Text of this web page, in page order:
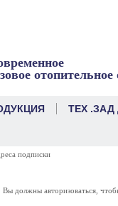
ТЕХ
подписки
Вы должны авторизоваться,